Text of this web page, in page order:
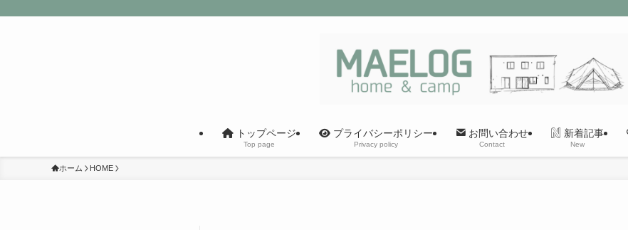
トップページ
Top page
プライバシーポリシー
Privacy policy
お問い合わせ
Contact
新着記事
New
ホーム HOME